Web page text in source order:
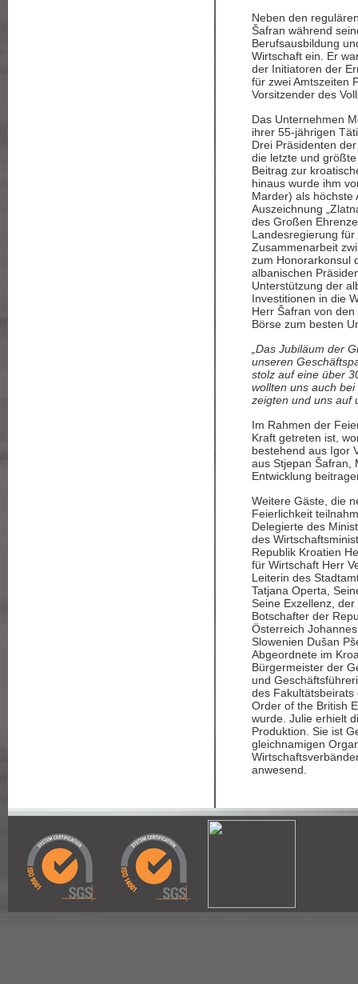
Neben den
Šafran während
Berufsausbildung
Wirtschaft ein. Er
der Initiatoren der
für zwei Amtszeiten
Vorsitzender des
Das Unternehmen
ihrer 55-jährigen
Drei Präsidenten
die letzte und
Beitrag zur
hinaus wurde ihm
Marder) als höchste
Auszeichnung
des Großen
Landesregierung
Zusammenarbeit
zum Honorarkonsul
albanischen
Unterstützung der
Investitionen in die
Herr Šafran von
Börse zum besten
„Das Jubiläum der
unseren
stolz auf eine über
wollten uns auch
zeigten und uns auf
Im Rahmen der
Kraft getreten ist,
bestehend aus Igor
aus Stjepan Šafran,
Entwicklung
Weitere Gäste, die
Feierlichkeit
Delegierte des
des
Republik Kroatien
für Wirtschaft Herr
Leiterin des
Tatjana Operta,
Seine Exzellenz,
Botschafter der
Österreich
Slowenien Dušan
Abgeordnete im
Bürgermeister der
und
des Fakultätsbeirats
Order of the British
wurde. Julie erhielt
Produktion. Sie ist
gleichnamigen
anwesend.